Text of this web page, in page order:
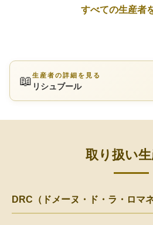
すべての生産者
📖生産者の詳細を見る
リシュブール
取り扱い
DRC（ドメーヌ・ド・ラ・ロマ